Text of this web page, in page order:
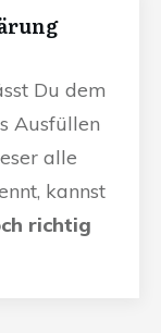
Du dem
Ausfüllen
alle
kannst
richtig